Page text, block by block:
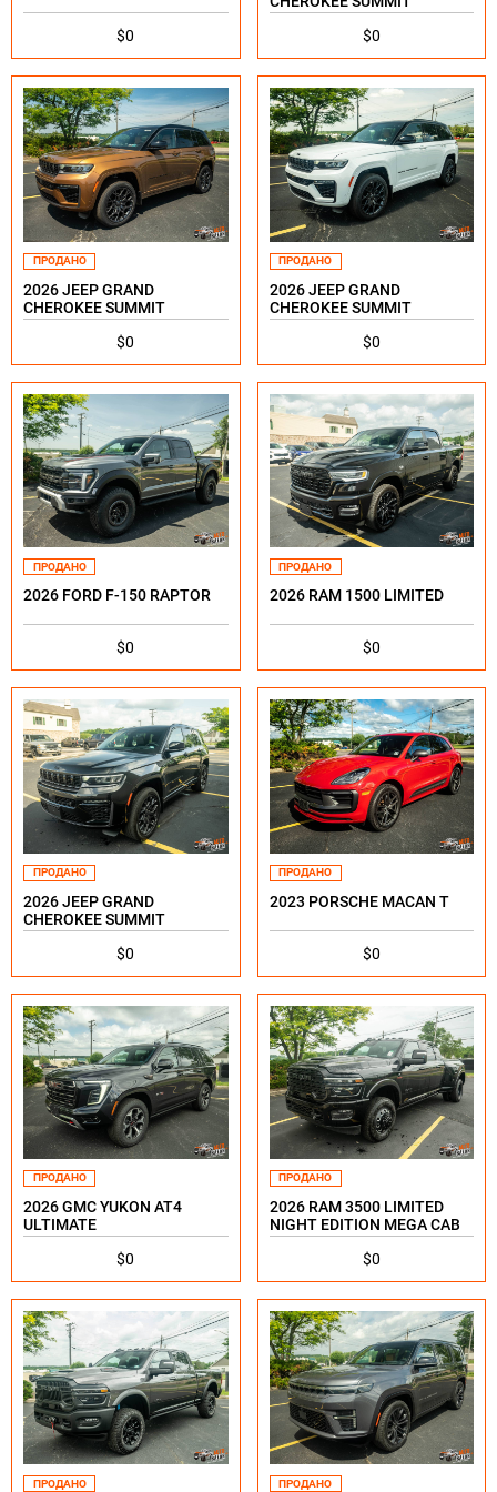
$0
$0
ПРОДАНО
2026 JEEP GRAND
CHEROKEE SUMMIT
$0
ПРОДАНО
2026 JEEP GRAND
CHEROKEE SUMMIT
$0
ПРОДАНО
2026 FORD F-150 RAPTOR
$0
ПРОДАНО
2026 RAM 1500 LIMITED
$0
ПРОДАНО
2026 JEEP GRAND
CHEROKEE SUMMIT
$0
ПРОДАНО
2023 PORSCHE MACAN T
$0
ПРОДАНО
2026 GMC YUKON AT4
ULTIMATE
$0
ПРОДАНО
2026 RAM 3500 LIMITED
NIGHT EDITION MEGA CAB
$0
ПРОДАНО ПРОДАНО